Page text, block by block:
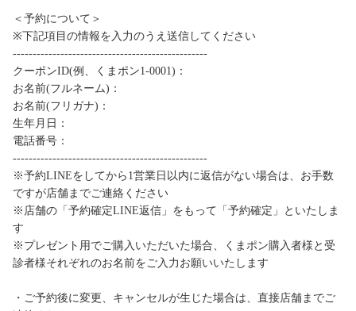
＜予約について＞
※下記項目の情報を入力のうえ送信してください
-------------------------------------------------
クーポンID(例、くまポン1-0001)：
お名前(フルネーム)：
お名前(フリガナ)：
生年月日：
電話番号：
-------------------------------------------------
※予約LINEをしてから1営業日以内に返信がない場合は、お手数
ですが店舗までご連絡ください
※店舗の「予約確定LINE返信」をもって「予約確定」といたしま
す
※プレゼント用でご購入いただいた場合、くまポン購入者様と受
診者様それぞれのお名前をご入力お願いいたします
・ご予約後に変更、キャンセルが生じた場合は、直接店舗までご